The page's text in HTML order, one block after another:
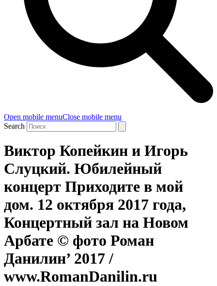
Open mobile menuClose mobile menu
Search
Виктор Копейкин и Игорь
Слуцкий. Юбилейный
концерт Приходите в мой
дом. 12 октября 2017 года,
Концертный зал на Новом
Арбате © фото Роман
Данилин’ 2017 /
www.RomanDanilin.ru